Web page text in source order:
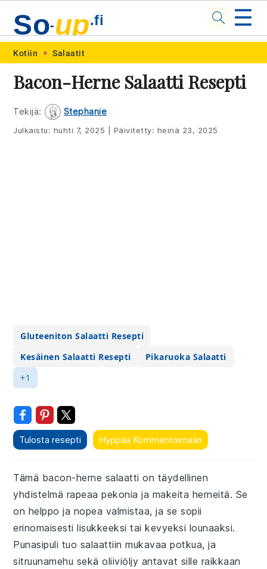
Skip
primary
navigation
Skip
main
content
Skip
primary
sidebar
Skip
footer
So-up.fi ☰
Kotiin Salaatit
Bacon-Herne Salaatti Resepti
Tekijä: Stephanie
Julkaistu: huhti 7, 2025 Päivitetty: heinä 23, 2025
Gluteeniton Salaatti Resepti
Kesäinen Salaatti Resepti
Pikaruoka Salaatti
+1
Tulosta resepti Hyppää Kommentoimaan
Tämä bacon-herne salaatti on täydellinen
yhdistelmä rapeaa pekonia ja makeita herneitä. Se
on helppo ja nopea valmistaa, ja se sopii
erinomaisesti lisukkeeksi tai kevyeksi lounaaksi.
Punasipuli tuo salaattiin mukavaa potkua, ja
sitruunamehu sekä oliiviöljy antavat sille raikkaan